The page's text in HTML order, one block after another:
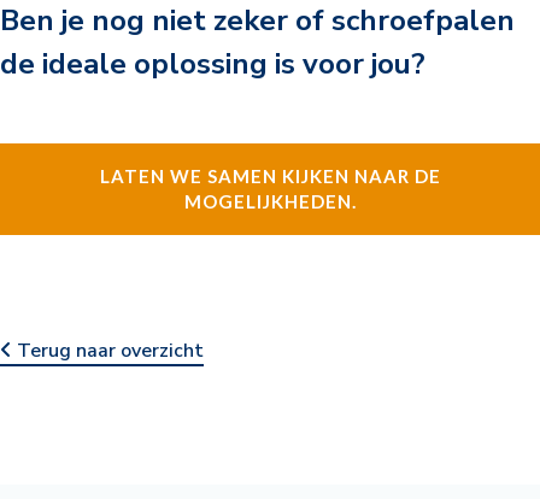
Ben je nog niet zeker of schroefpalen
de ideale oplossing is voor jou?
LATEN WE SAMEN KIJKEN NAAR DE
MOGELIJKHEDEN.
Terug naar overzicht